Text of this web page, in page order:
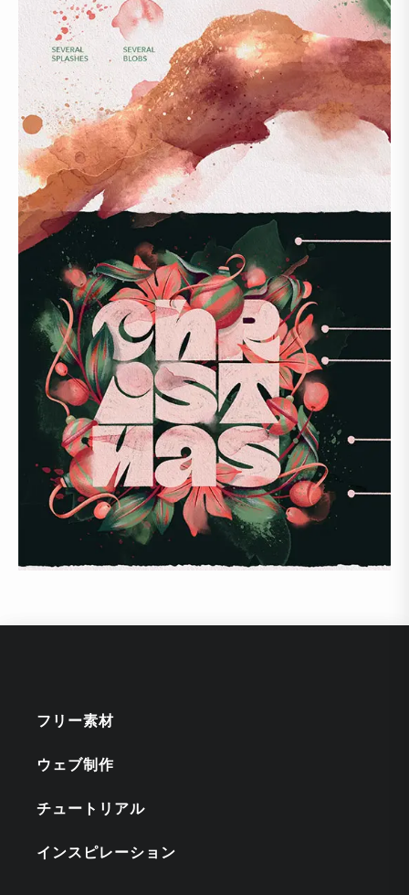
フリー素材
ウェブ制作
チュートリアル
インスピレーション